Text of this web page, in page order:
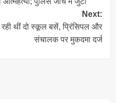
Next:
थीं दो स्कूल बसें, प्रिंसिपल और
संचालक पर मुकदमा दर्ज